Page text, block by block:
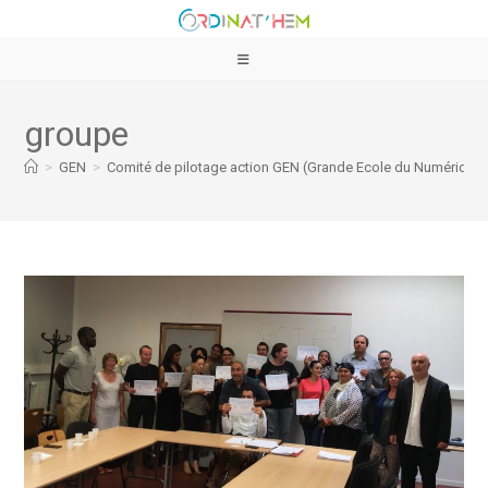
groupe
> GEN > Comité de pilotage action GEN (Grande Ecole du Numérique)